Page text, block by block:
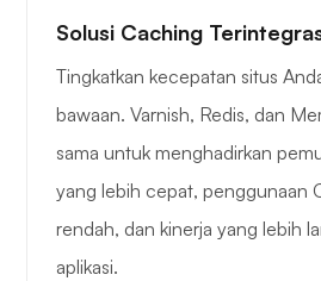
Solusi Caching
Tingkatkan kecepatan situs
bawaan. Varnish, Redis, dan
sama untuk menghadirkan
yang lebih cepat, penggunaan
rendah, dan kinerja yang lebih
aplikasi.